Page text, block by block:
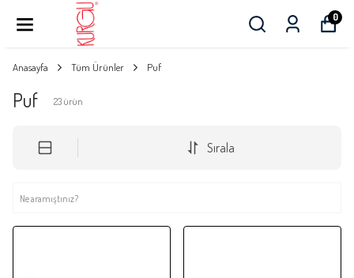
0
Anasayfa Tüm Ürünler Puf
Puf 23 ürün
Sırala